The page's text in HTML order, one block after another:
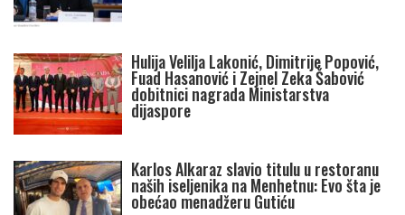
Hulija Velilja Lakonić, Dimitrije Popović,
Fuad Hasanović i Zejnel Zeka Šabović
dobitnici nagrada Ministarstva
dijaspore
Karlos Alkaraz slavio titulu u restoranu
naših iseljenika na Menhetnu: Evo šta je
obećao menadžeru Gutiću